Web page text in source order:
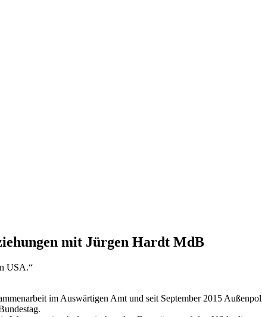
mit Jürgen Hardt MdB
USA.“
im Auswärtigen Amt und seit September 2015